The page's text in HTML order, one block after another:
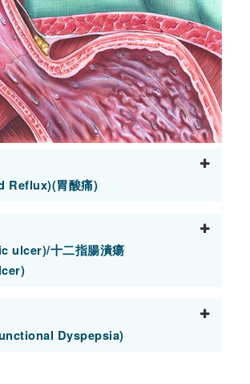
Reflux)(胃酸痛)
ulcer)/十二指腸潰瘍
Dyspepsia)